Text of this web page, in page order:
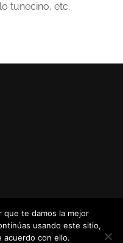
tunecino, etc.
que te damos la mejor
usando este sitio,
acuerdo con ello.